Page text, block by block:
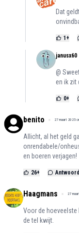
Dat
1 +
janusx60
@
en ik zit
0+
benito 27 maart 2025
Allicht, al het geld
onrendabele/
en boeren verjagen!
26+ Antwoord
Haagmans 27
Voor de hoeveelste
de tel kwijt.